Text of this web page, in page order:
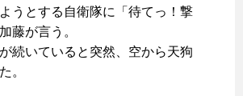
うとする自衛隊に「待てっ！撃
藤が言う。
続いていると突然、空から天狗
。